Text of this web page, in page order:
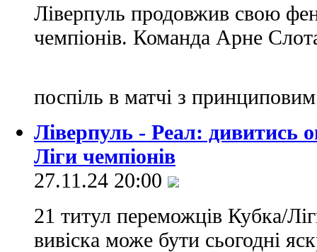
Ліверпуль продовжив свою
чемпіонів. Команда Арне
поспіль в матчі з
Ліверпуль - Реал: дивитись
Ліги чемпіонів
27.11.24 20:00
21 титул переможців Кубка/
вивіска може бути сьогодні